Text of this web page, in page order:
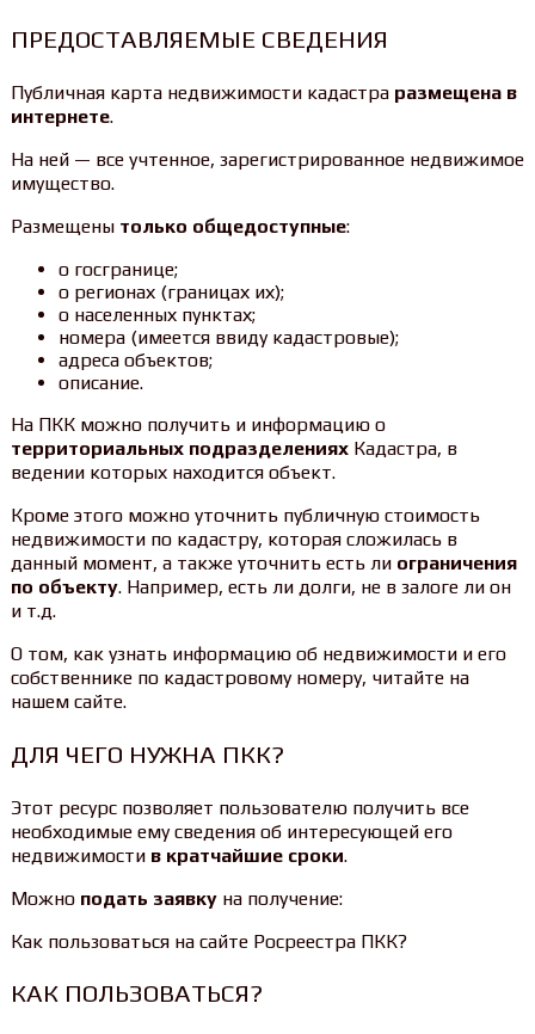
ПРЕДОСТАВЛЯЕМЫЕ СВЕДЕНИЯ
Публичная карта недвижимости кадастра размещена в
интернете.
На ней — все учтенное, зарегистрированное недвижимое
имущество.
Размещены только общедоступные:
о госгранице;
о регионах (границах их);
о населенных пунктах;
номера (имеется ввиду кадастровые);
адреса объектов;
описание.
На ПКК можно получить и информацию о
территориальных подразделенияхКадастра, в
ведении которых находится объект.
Кроме этого можно уточнить публичную стоимость
недвижимости по кадастру, которая сложилась в
данный момент, а также уточнить есть ли ограничения
по объекту. Например, есть ли долги, не в залоге ли он
и т.д.
О том, как узнать информацию об недвижимости и его
собственнике по кадастровому номеру, читайте на
нашем сайте.
ДЛЯ ЧЕГО НУЖНА ПКК?
Этот ресурс позволяет пользователю получить все
необходимые ему сведения об интересующей его
недвижимости в кратчайшие сроки.
Можно подать заявкуна получение:
Как пользоваться на сайте Росреестра ПКК?
КАК ПОЛЬЗОВАТЬСЯ?